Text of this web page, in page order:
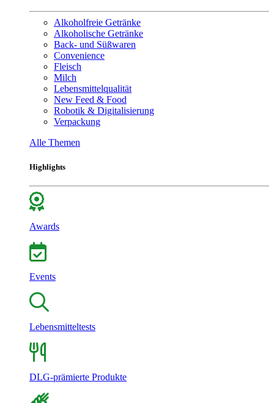
Alkoholfreie Getränke
Alkoholische Getränke
Back- und Süßwaren
Convenience
Fleisch
Milch
Lebensmittelqualität
New Feed & Food
Robotik & Digitalisierung
Verpackung
Alle Themen
Highlights
Awards
Events
Lebensmitteltests
DLG-prämierte Produkte